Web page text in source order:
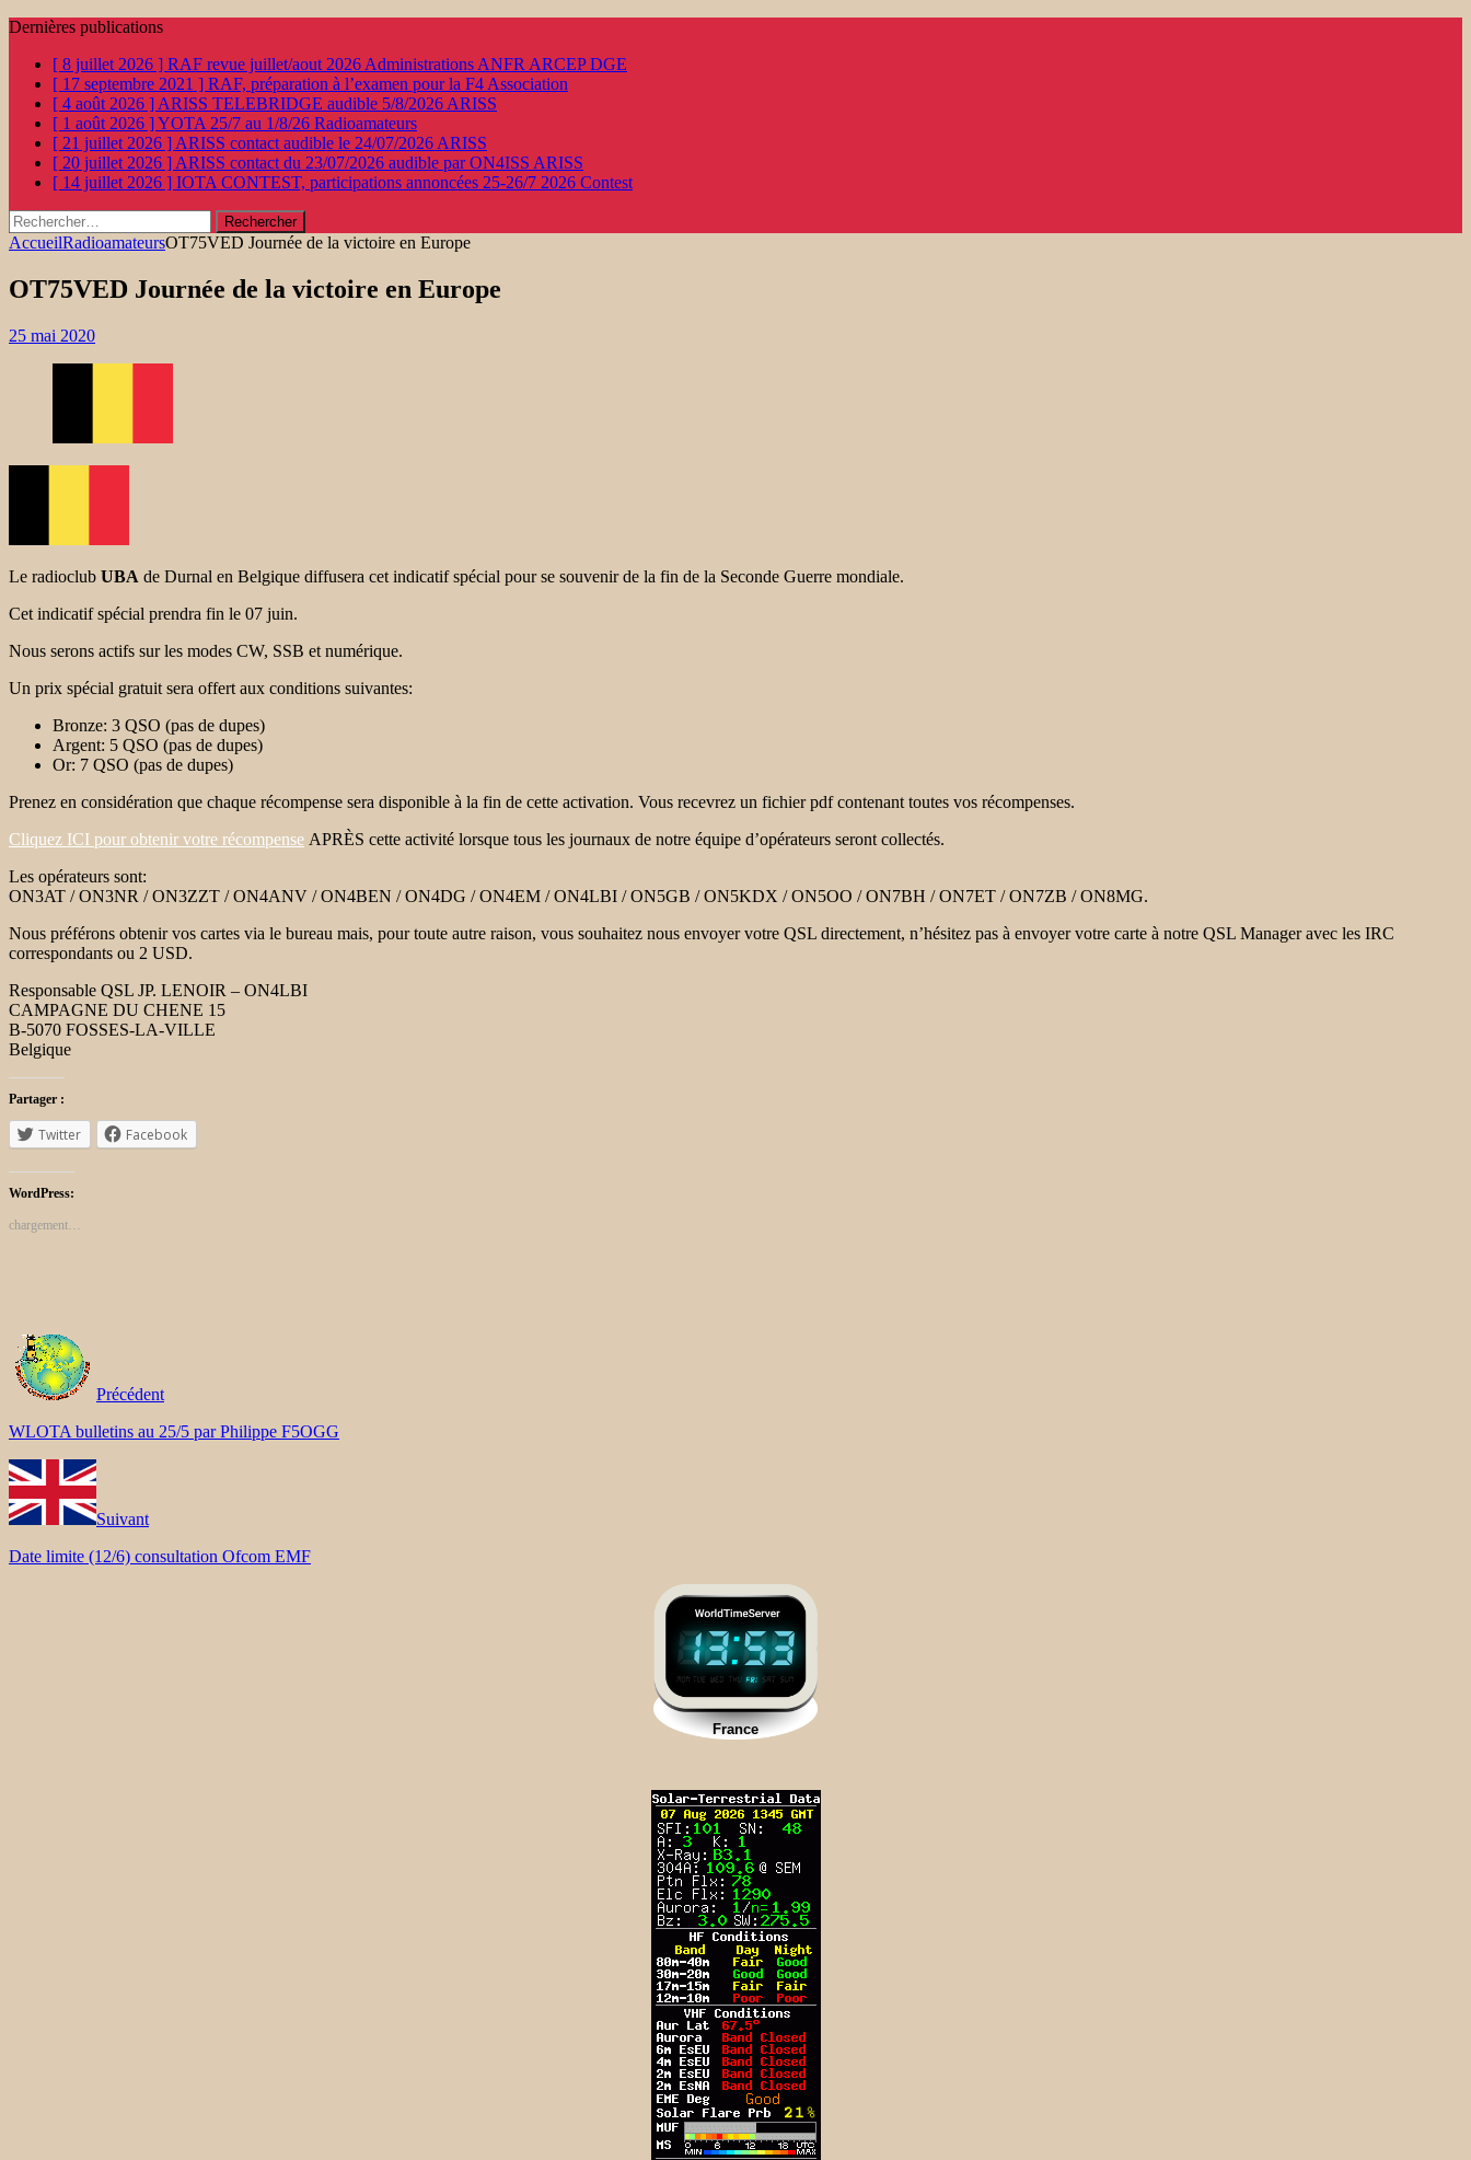
Dernières publications
[ 8 juillet 2026 ] RAF revue juillet/aout 2026 Administrations ANFR ARCEP DGE
[ 17 septembre 2021 ] RAF, préparation à l’examen pour la F4 Association
[ 4 août 2026 ] ARISS TELEBRIDGE audible 5/8/2026 ARISS
[ 1 août 2026 ]YOTA 25/7 au 1/8/26 Radioamateurs
[ 21 juillet 2026 ] ARISS contact audible le 24/07/2026 ARISS
[ 20 juillet 2026 ] ARISS contact du 23/07/2026 audible par ON4ISS ARISS
[ 14 juillet 2026 ] IOTA CONTEST, participations annoncées 25-26/7 2026 Contest
Rechercher :
AccueilRadioamateursOT75VED Journée de la victoire en Europe
OT75VED Journée de la victoire en Europe
25 mai 2020
Le radioclub UBA de Durnal en Belgique diffusera cet indicatif spécial pour se souvenir de la fin de la Seconde Guerre mondiale.
Cet indicatif spécial prendra fin le 07 juin.
Nous serons actifs sur les modes CW, SSB et numérique.
Un prix spécial gratuit sera offert aux conditions suivantes:
Bronze: 3 QSO (pas de dupes)
Argent: 5 QSO (pas de dupes)
Or: 7 QSO (pas de dupes)
Prenez en considération que chaque récompense sera disponible à la fin de cette activation. Vous recevrez un fichier pdf contenant toutes vos récompenses.
Cliquez ICI pour obtenir votre récompense APRÈS cette activité lorsque tous les journaux de notre équipe d’opérateurs seront collectés.
Les opérateurs sont:
ON3AT / ON3NR / ON3ZZT / ON4ANV / ON4BEN / ON4DG / ON4EM / ON4LBI / ON5GB / ON5KDX / ON5OO / ON7BH / ON7ET / ON7ZB / ON8MG.
Nous préférons obtenir vos cartes via le bureau mais, pour toute autre raison, vous souhaitez nous envoyer votre QSL directement, n’hésitez pas à envoyer votre carte à notre QSL Manager avec les IRC
correspondants ou 2 USD.
Responsable QSL JP. LENOIR – ON4LBI
CAMPAGNE DU CHENE 15
B-5070 FOSSES-LA-VILLE
Belgique
Partager :
Twitter Facebook
WordPress:
chargement…
Précédent
WLOTA bulletins au 25/5 par Philippe F5OGG
Suivant
Date limite (12/6) consultation Ofcom EMF